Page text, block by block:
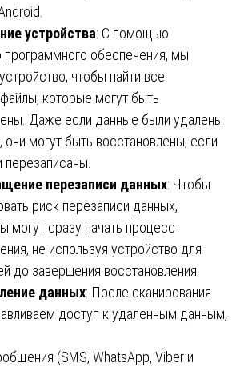
устройства: С помощью
программного обеспечения, мы
чтобы найти все
которые могут быть
Даже если данные были удалены
они могут быть восстановлены, если
перезаписи данных: Чтобы
риск перезаписи данных,
могут сразу начать процесс
не используя устройство для
до завершения восстановления.
данных: После сканирования
доступ к удаленным данным,
(SMS, WhatsApp, Viber и